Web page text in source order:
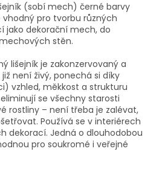
(sobí mech) černé barvy
vhodný pro tvorbu různých
jako dekorační mech, do
stěn.
lišejník je zakonzervovaný a
není živý, ponechá si díky
vzhled, měkkost a strukturu
se všechny starosti
rostliny – není třeba je zalévat,
Používá se v interiérech
dekorací. Jedná o dlouhodobou
pro soukromé i veřejné